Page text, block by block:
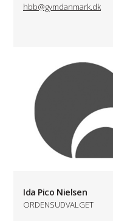
hbb@gymdanmark.dk
Ida Pico Nielsen
ORDENSUDVALGET